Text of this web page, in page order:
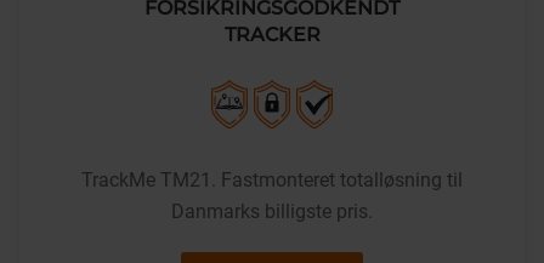
FORSIKRINGSGODKENDT
TRACKER
TrackMe TM21. Fastmonteret totalløsning til
Danmarks billigste pris.